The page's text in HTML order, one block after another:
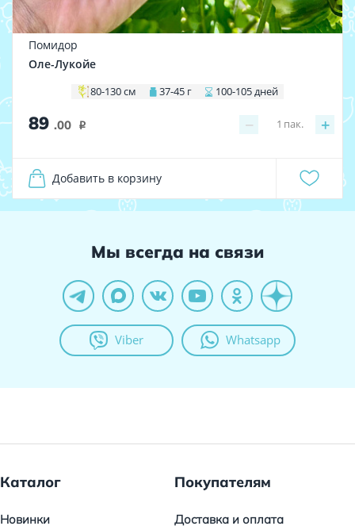
Помидор
Оле-Лукойе
80-130 см 37-45 г 100-105 дней
89 .00 i − +
1 пак.
Добавить в корзину
Мы всегда на связи
Viber Whatsapp
Каталог
Новинки
Покупателям
Доставка и оплата